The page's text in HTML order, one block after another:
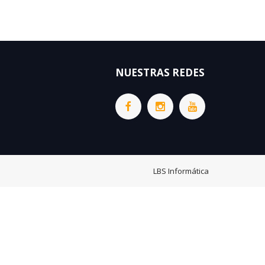
NUESTRAS REDES
LBS Informática